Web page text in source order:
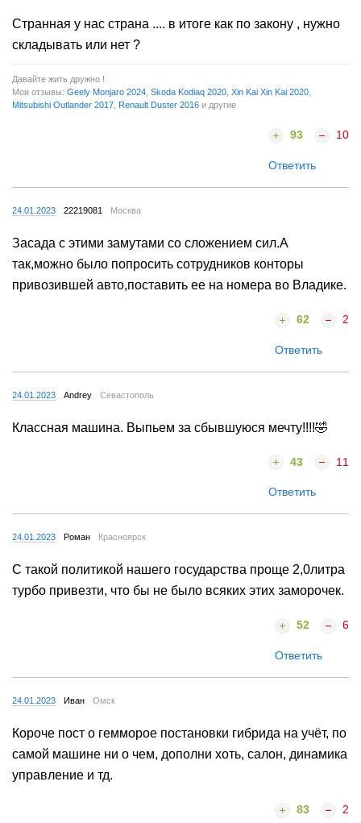
Странная у нас страна .... в итоге как по закону , нужно
складывать или нет ?
Давайте жить дружно !
Мои отзывы: Geely Monjaro 2024 Skoda Kodiaq 2020 Xin Kai Xin Kai 2020
Mitsubishi Outlander 2017 Renault Duster 2016 и другие
93 10
Ответить
24.01.2023 22219081 Москва
Засада с этими замутами со сложением сил.А
так,можно было попросить сотрудников конторы
привозившей авто,поставить ее на номера во Владике.
62 2
Ответить
24.01.2023 Andrey Севастополь
Классная машина. Выпьем за сбывшуюся мечту!!!!🤣
43 11
Ответить
24.01.2023 Роман Красноярск
C такой политикой нашего государства проще 2,0литра
турбо привезти, что бы не было всяких этих заморочек.
52 6
Ответить
24.01.2023 Иван Омск
Короче пост о гемморое постановки гибрида на учёт, по
самой машине ни о чем, дополни хоть, салон, динамика
управление и тд.
83 2